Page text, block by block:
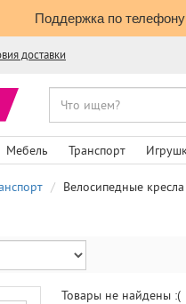
Поддержка по
доставки
Мебель Транспорт
Велосипедные кресла
Товары не найдены :(